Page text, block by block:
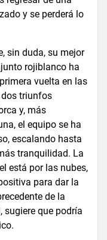
y se perderá lo
sin duda, su mejor
rojiblanco ha
vuelta en las
triunfos
y, más
el equipo se ha
escalando hasta
tranquilidad. La
está por las nubes,
para dar la
de la
sugiere que podría